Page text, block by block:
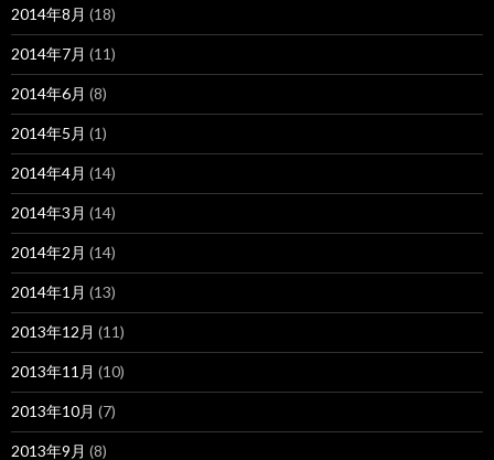
2014年8月 (18)
2014年7月 (11)
2014年6月 (8)
2014年5月 (1)
2014年4月 (14)
2014年3月 (14)
2014年2月 (14)
2014年1月 (13)
2013年12月 (11)
2013年11月 (10)
2013年10月 (7)
2013年9月 (8)